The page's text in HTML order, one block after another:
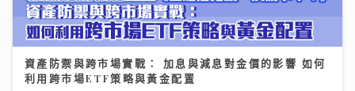
資產防禦與跨市場實戰： 加息與減息對金價的影響 如何
利用跨市場ETF策略與黃金配置